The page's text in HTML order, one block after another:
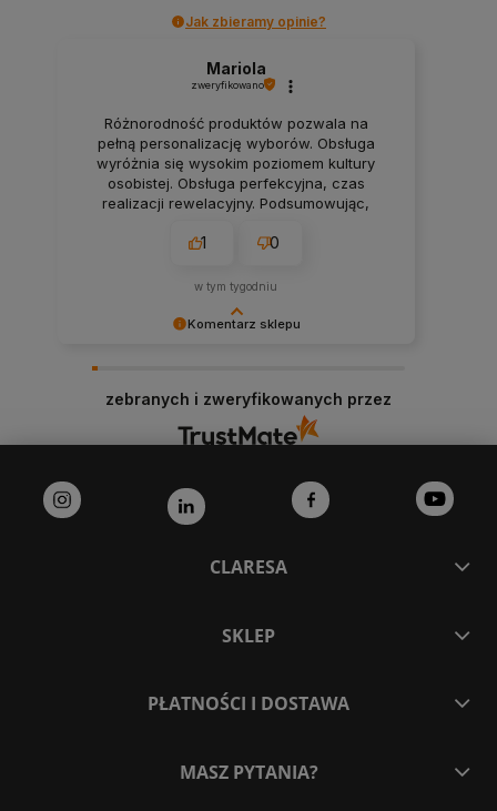
Jak zbieramy opinie?
Komentarz sklepu
że jesteśmy na właściwym torze :) Z
Mariola
zweryfikowano
Różnorodność produktów pozwala na
pełną personalizację wyborów. Obsługa
wyróżnia się wysokim poziomem kultury
osobistej. Obsługa perfekcyjna, czas
realizacji rewelacyjny. Podsumowując,
1 0
w tym tygodniu
zebranych i zweryfikowanych przez
CLARESA
SKLEP
PŁATNOŚCI I DOSTAWA
MASZ PYTANIA?